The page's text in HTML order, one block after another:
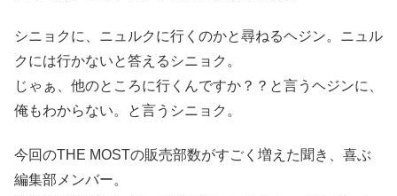
シニョクに、ニュルクに行くのかと尋ねるヘジン。ニュル
クには行かないと答えるシニョク。
じゃぁ、他のところに行くんですか？？と言うヘジンに、
俺もわからない。と言うシニョク。
今回のTHE MOSTの販売部数がすごく増えた聞き、喜ぶ
編集部メンバー。